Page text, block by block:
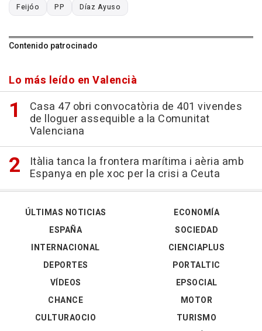
Feijóo PP Díaz Ayuso
Contenido patrocinado
Lo más leído en Valencià
Casa 47 obri convocatòria de 401 vivendes
de lloguer assequible a la Comunitat
Valenciana
Itàlia tanca la frontera marítima i aèria amb
Espanya en ple xoc per la crisi a Ceuta
ÚLTIMAS NOTICIAS
ESPAÑA
INTERNACIONAL
DEPORTES
VÍDEOS
ECONOMÍA
SOCIEDAD
CIENCIAPLUS
PORTALTIC
EPSOCIAL
CHANCE
CULTURAOCIO
MOTOR
TURISMO